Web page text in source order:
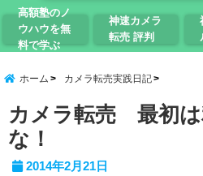
高額塾のノ
ウハウを無
料で学ぶ
神速カメラ
転売 評判
ホーム カメラ転売実践日記
カメラ転売 最初は
な！
2014年2月21日